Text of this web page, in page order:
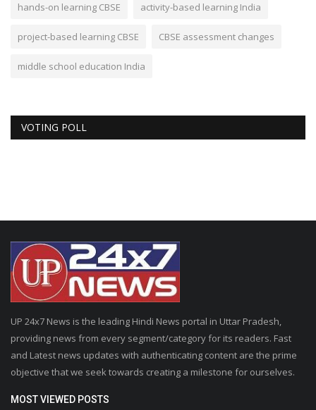
hands-on learning CBSE activity-based learning India
project-based learning CBSE CBSE assessment changes
middle school education India
VOTING POLL
UP 24x7 News is the leading Hindi News portal in Uttar Pradesh,
providing news from every segment/category for its readers. Fast
and Latest news updates with authenticating content are the prime
objective that we seek towards creating a milestone for ourselves.
MOST VIEWED POSTS